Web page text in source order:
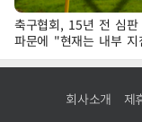
축구협회, 15년 전 심
파문에 "현재는 내부
회사소개 제